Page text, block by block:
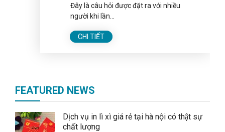
Đây là câu hỏi được đặt ra với nhiều
người khi lần...
CHI TIẾT
FEATURED NEWS
Dịch vụ in lì xì giá rẻ tại hà nội có thật sự
chất lượng